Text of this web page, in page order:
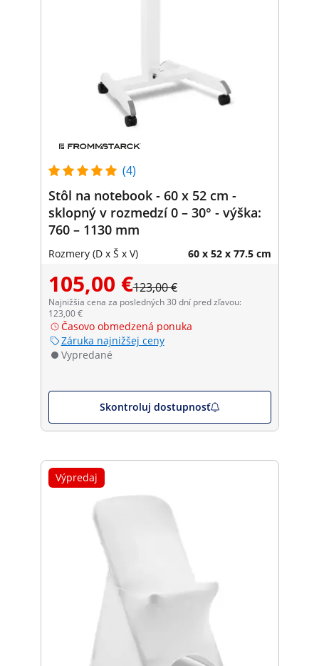
(4)
Stôl na notebook - 60 x 52 cm -
sklopný v rozmedzí 0 – 30° - výška:
760 – 1130 mm
Rozmery (D x Š x V) 60 x 52 x 77.5 cm
105,00 €123,00 €
Najnižšia cena za posledných 30 dní pred zľavou:
123,00 €
Časovo obmedzená ponuka
Záruka najnižšej ceny
Vypredané
Skontroluj dostupnosť
Výpredaj